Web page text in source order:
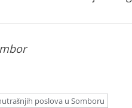
poslova u Somboru